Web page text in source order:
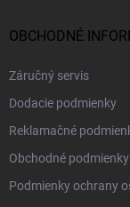
OBCHODNÉ
Záručný servis
Dodacie podmienky
Reklamačné
Obchodné podmienky
Podmienky ochrany